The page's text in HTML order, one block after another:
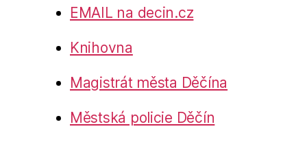
EMAIL na decin.cz
Knihovna
Magistrát města Děčína
Městská policie Děčín